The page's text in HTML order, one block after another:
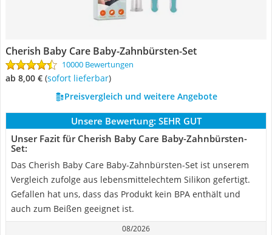
Cherish Baby Care Baby-Zahnbürsten-Set
10000 Bewertungen
ab 8,00 € ( Sofort lieferbar)
Preisvergleich und weitere Angebote
Unsere Bewertung: SEHR GUT
Unser Fazit für Cherish Baby Care Baby-Zahnbürsten-
Set:
Das Cherish Baby Care Baby-Zahnbürsten-Set ist unserem
Vergleich zufolge aus lebensmittelechtem Silikon gefertigt.
Gefallen hat uns, dass das Produkt kein BPA enthält und
auch zum Beißen geeignet ist.
08/2026